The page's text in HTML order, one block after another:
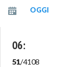
06:
51/4108